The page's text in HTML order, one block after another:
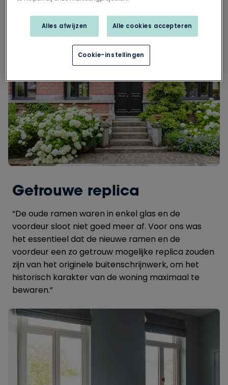
vervanging toe”, zegt Jean François.
Getrouwe replica
“De oude ramen waren in enkel glas en de
voordeur sloot niet goed meer af. Voor ons was
het essentieel dat de nieuwe ramen en de
voordeur een zo getrouw mogelijke replica zouden
zijn van het originele buitenschrijnwerk, om het
historisch karakter van de woning maximaal te
bewaren.”
Alles afwijzen Alle cookies accepteren
Cookie-instellingen